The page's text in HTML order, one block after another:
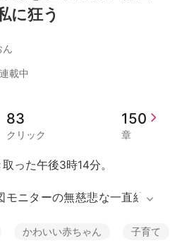
に狂う
ん
連載中
83
クリック
150
章
った午後3時14分。
ニターの無慈悲な一直線を
かわいい赤ちゃん 子育て